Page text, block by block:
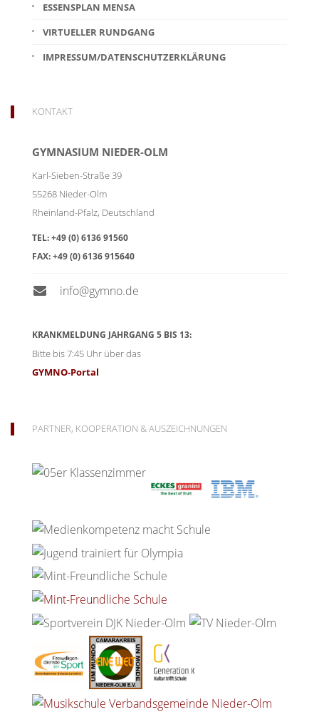
ESSENSPLAN MENSA
VIRTUELLER RUNDGANG
IMPRESSUM/DATENSCHUTZERKLÄRUNG
KONTAKT
GYMNASIUM NIEDER-OLM
Karl-Sieben-Straße 39
55268 Nieder-Olm
Rheinland-Pfalz, Deutschland
TEL:+49 (0) 6136 91560
FAX:+49 (0) 6136 915640
info@gymno.de
KRANKMELDUNG JAHRGANG 5 BIS 13:
Bitte bis 7:45 Uhr über das
GYMNO-Portal
PARTNER, KOOPERATION & AUSZEICHNUNGEN